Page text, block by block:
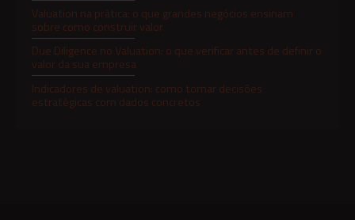
Valuation na prática: o que grandes negócios ensinam
sobre como construir valor
Due Diligence no Valuation: o que verificar antes de definir o
valor da sua empresa
Indicadores de valuation: como tomar decisões
estratégicas com dados concretos